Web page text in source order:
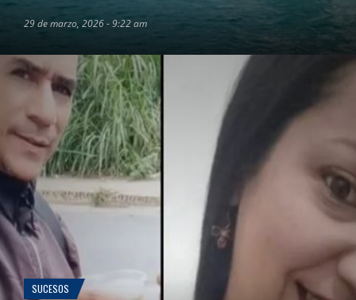
29 de marzo, 2026 - 9:22 am
SUCESOS